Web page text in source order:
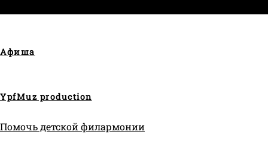
Афиша
YpfMuz production
Помочь детской филармонии